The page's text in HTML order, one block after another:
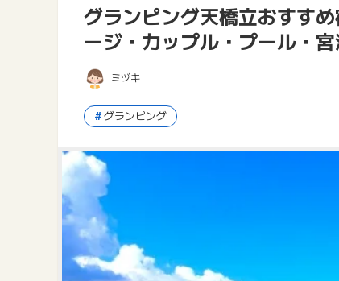
グランピング天橋立おすす
ージ・カップル・プール・
ミヅキ
グランピング